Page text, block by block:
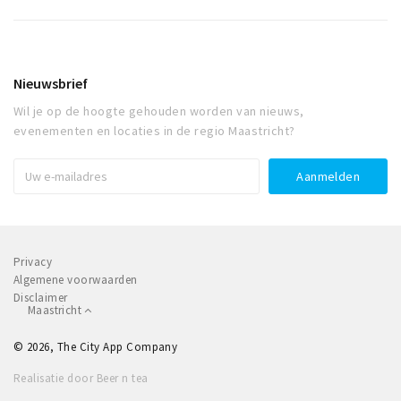
Nieuwsbrief
Wil je op de hoogte gehouden worden van nieuws,
evenementen en locaties in de regio Maastricht?
Privacy
Algemene voorwaarden
Disclaimer
Maastricht
© 2026, The City App Company
Realisatie door Beer n tea